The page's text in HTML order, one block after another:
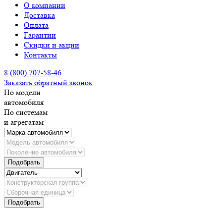
О компании
Доставка
Оплата
Гарантии
Скидки и акции
Контакты
8 (800) 707-58-46
Заказать обратный звонок
По модели
автомобиля
По системам
и агрегатам
Подобрать
Подобрать